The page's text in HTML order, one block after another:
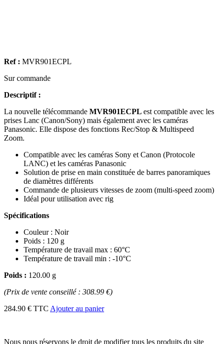
Ref : MVR901ECPL
Sur commande
Descriptif :
La nouvelle télécommande MVR901ECPL est compatible avec les
prises Lanc (Canon/Sony) mais également avec les caméras
Panasonic. Elle dispose des fonctions Rec/Stop & Multispeed
Zoom.
Compatible avec les caméras Sony et Canon (Protocole
LANC) et les caméras Panasonic
Solution de prise en main constituée de barres panoramiques
de diamètres différents
Commande de plusieurs vitesses de zoom (multi-speed zoom)
Idéal pour utilisation avec rig
Spécifications
Couleur : Noir
Poids : 120 g
Température de travail max : 60°C
Température de travail min : -10°C
Poids : 120.00 g
(Prix de vente conseillé : 308.99 €)
284.90 € TTC Ajouter au panier
Nous nous réservons le droit de modifier tous les produits du site